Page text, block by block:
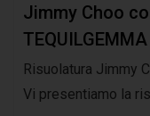
Jimmy Choo
Risuolatura Jimmy
Vi presentiamo la